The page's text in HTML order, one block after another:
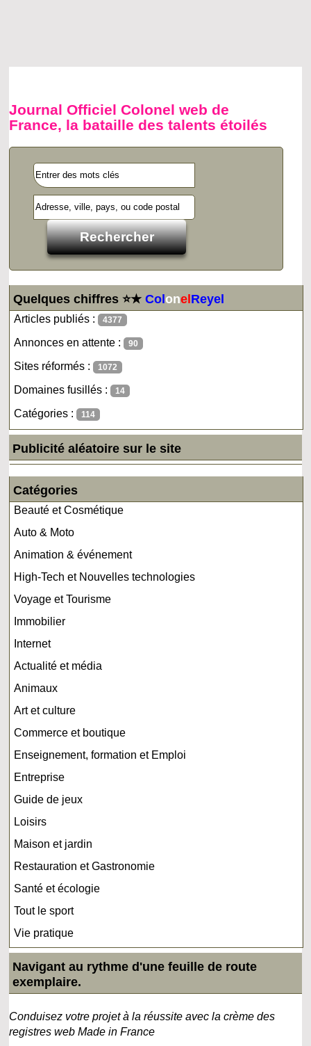
Journal Officiel Colonel web de
France, la bataille des talents étoilés
Quelques chiffres ⭐★ColonelReyel
Articles publiés : 4377
Annonces en attente : 90
Sites réformés : 1072
Domaines fusillés : 14
Catégories : 114
Publicité aléatoire sur le site
Catégories
Beauté et Cosmétique
Auto & Moto
Animation & événement
High-Tech et Nouvelles technologies
Voyage et Tourisme
Immobilier
Internet
Actualité et média
Animaux
Art et culture
Commerce et boutique
Enseignement, formation et Emploi
Entreprise
Guide de jeux
Loisirs
Maison et jardin
Restauration et Gastronomie
Santé et écologie
Tout le sport
Vie pratique
Navigant au rythme d'une feuille de route
exemplaire.
Conduisez votre projet à la réussite avec la crème des
registres web Made in France